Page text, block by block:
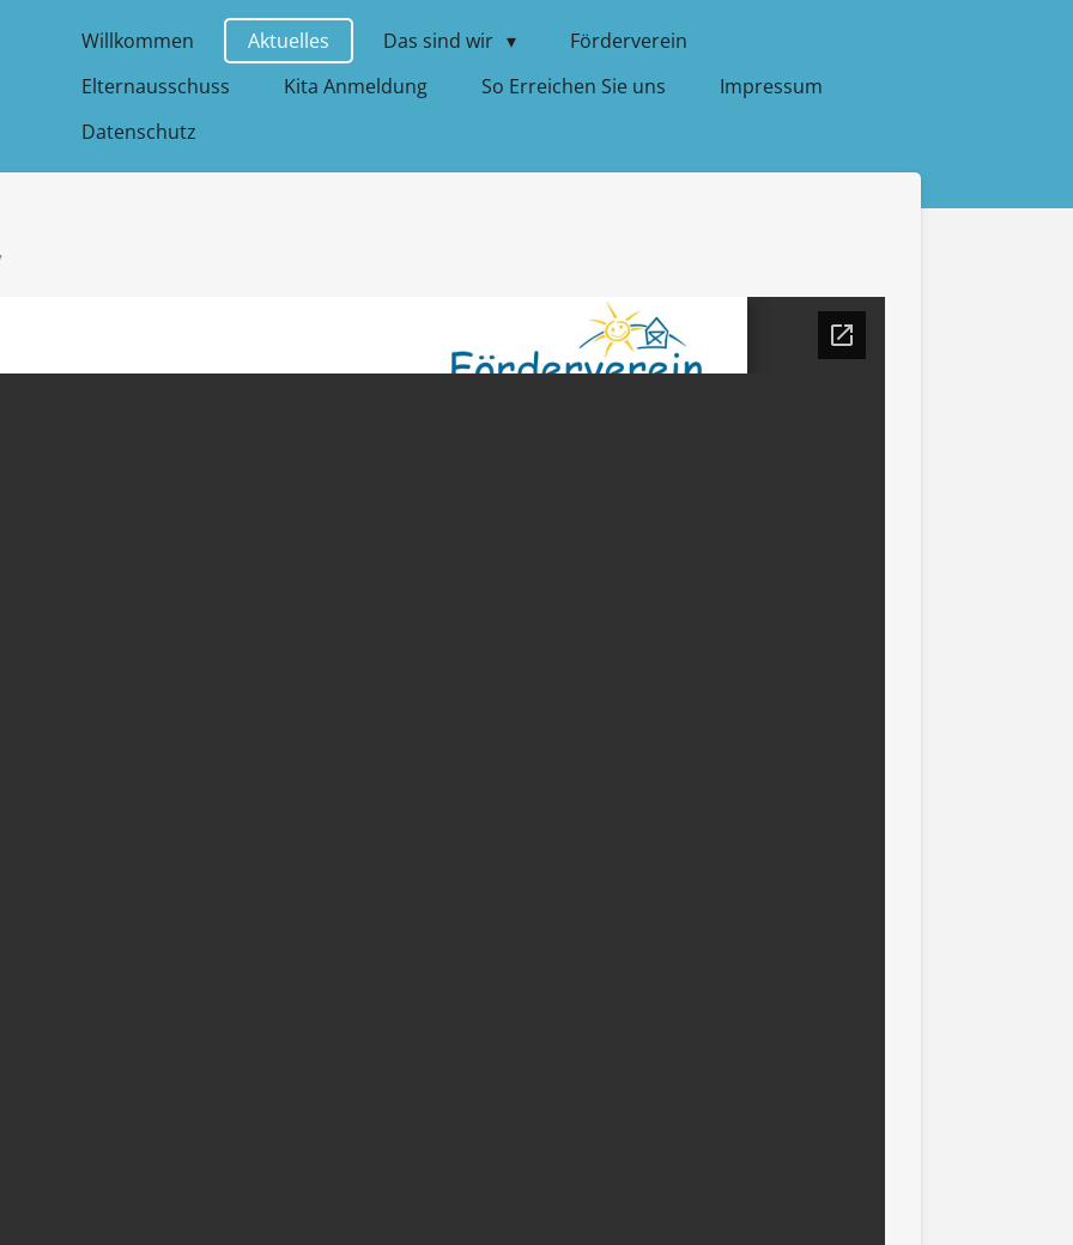
Willkommen Aktuelles Das sind wir
Förderverein
Elternausschuss
Kita Anmeldung So Erreichen Sie uns
Impressum
Datenschutz